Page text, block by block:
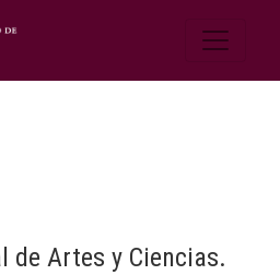
de Artes y Ciencias.